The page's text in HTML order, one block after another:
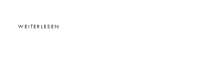
WEITERLESEN